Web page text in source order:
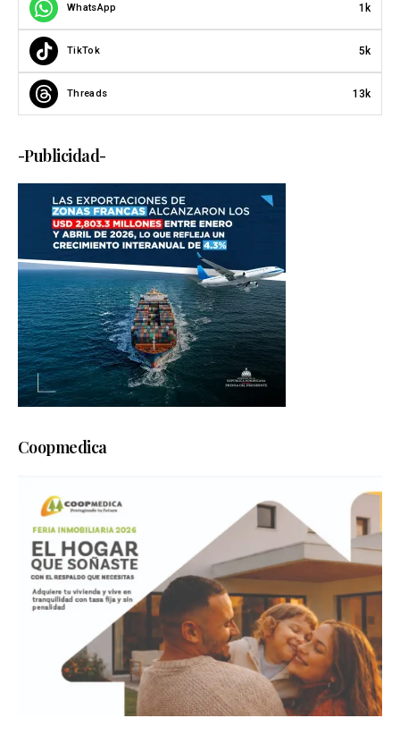
WhatsApp 1k
TikTok 5k
Threads 13k
-Publicidad-
Coopmedica